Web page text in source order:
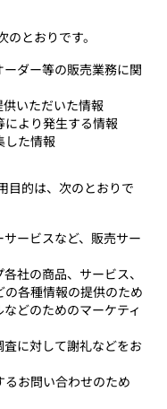
とおりです。
ダー等の販売業務に関
いただいた情報
より発生する情報
した情報
目的は、次のとおりで
ービスなど、販売サー
社の商品、サービス、
各種情報の提供のため
どのためのマーケティ
に対して謝礼などをお
お問い合わせのため